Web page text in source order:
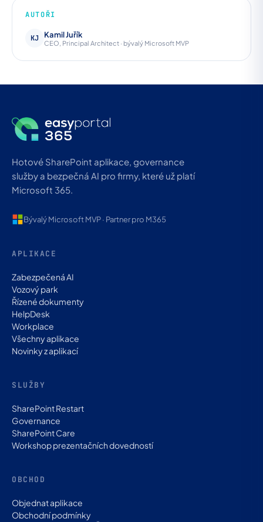
AUTOŘI
KJ Kamil Juřík
CEO, Principal Architect · bývalý Microsoft MVP
Hotové SharePoint aplikace, governance
služby a bezpečná AI pro firmy, které už platí
Microsoft 365.
Bývalý Microsoft MVP · Partner pro M365
APLIKACE
Zabezpečená AI
Vozový park
Řízené dokumenty
HelpDesk
Workplace
Všechny aplikace
Novinky z aplikací
SLUŽBY
SharePoint Restart
Governance
SharePoint Care
Workshop prezentačních dovedností
OBCHOD
Objednat aplikace
Obchodní podmínky